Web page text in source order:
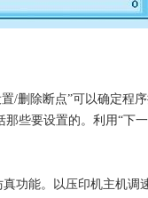
/删除断点”可以确定程
那些要设置的。利用“下
真功能。以压印机主机调